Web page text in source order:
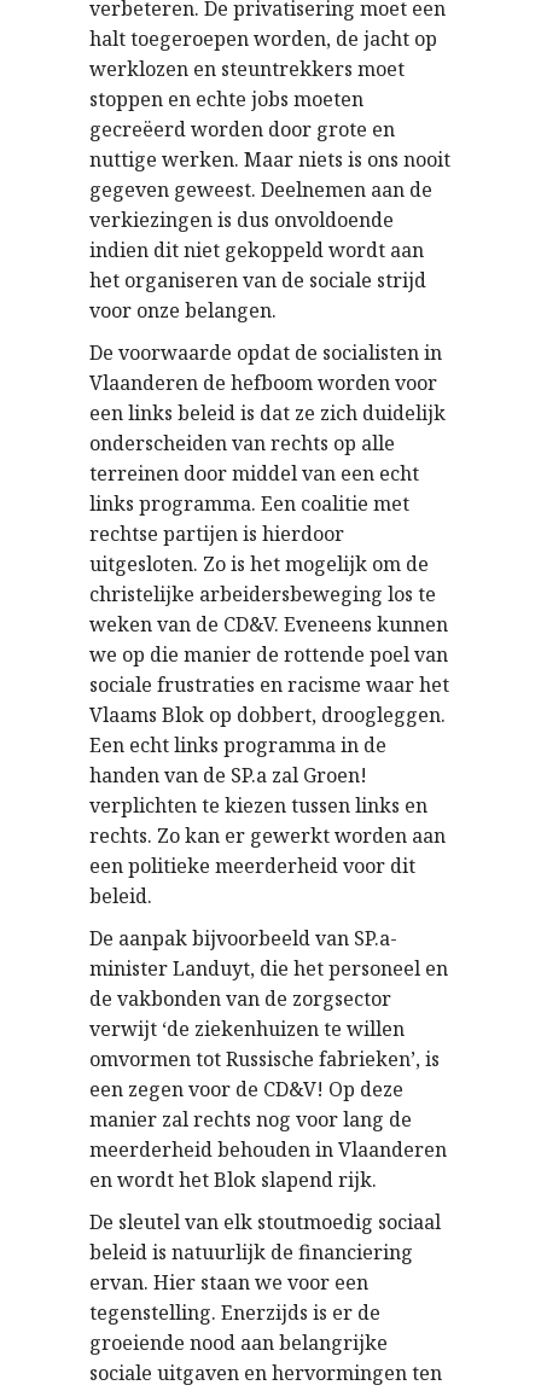
verbeteren. De privatisering moet een
halt toegeroepen worden, de jacht op
werklozen en steuntrekkers moet
stoppen en echte jobs moeten
gecreëerd worden door grote en
nuttige werken. Maar niets is ons nooit
gegeven geweest. Deelnemen aan de
verkiezingen is dus onvoldoende
indien dit niet gekoppeld wordt aan
het organiseren van de sociale strijd
voor onze belangen.
De voorwaarde opdat de socialisten in
Vlaanderen de hefboom worden voor
een links beleid is dat ze zich duidelijk
onderscheiden van rechts op alle
terreinen door middel van een echt
links programma. Een coalitie met
rechtse partijen is hierdoor
uitgesloten. Zo is het mogelijk om de
christelijke arbeidersbeweging los te
weken van de CD&V. Eveneens kunnen
we op die manier de rottende poel van
sociale frustraties en racisme waar het
Vlaams Blok op dobbert, droogleggen.
Een echt links programma in de
handen van de SP.a zal Groen!
verplichten te kiezen tussen links en
rechts. Zo kan er gewerkt worden aan
een politieke meerderheid voor dit
beleid.
De aanpak bijvoorbeeld van SP.a-
minister Landuyt, die het personeel en
de vakbonden van de zorgsector
verwijt ‘de ziekenhuizen te willen
omvormen tot Russische fabrieken’, is
een zegen voor de CD&V! Op deze
manier zal rechts nog voor lang de
meerderheid behouden in Vlaanderen
en wordt het Blok slapend rijk.
De sleutel van elk stoutmoedig sociaal
beleid is natuurlijk de financiering
ervan. Hier staan we voor een
tegenstelling. Enerzijds is er de
groeiende nood aan belangrijke
sociale uitgaven en hervormingen ten